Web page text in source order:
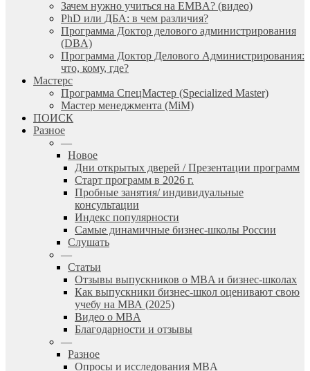
Зачем нужно учиться на EMBA? (видео)
PhD или ДБА: в чем различия?
Программа Доктор делового администрирования
(DBА)
Программа Доктор Делового Администрирования:
что, кому, где?
Мастерс
Программа СпецМастер (Specialized Master)
Мастер менеджмента (MiM)
ПОИСК
Разное
—
Новое
Дни открытых дверей / Презентации программ
Старт программ в 2026 г.
Пробные занятия/ индивидуальные
консультации
Индекс популярности
Самые динамичные бизнес-школы России
Слушать
—
Статьи
Отзывы выпускников о MBA и бизнес-школах
Как выпускники бизнес-школ оценивают свою
учебу на МВА (2025)
Видео о MBA
Благодарности и отзывы
—
Разное
Опросы и исследования MBA